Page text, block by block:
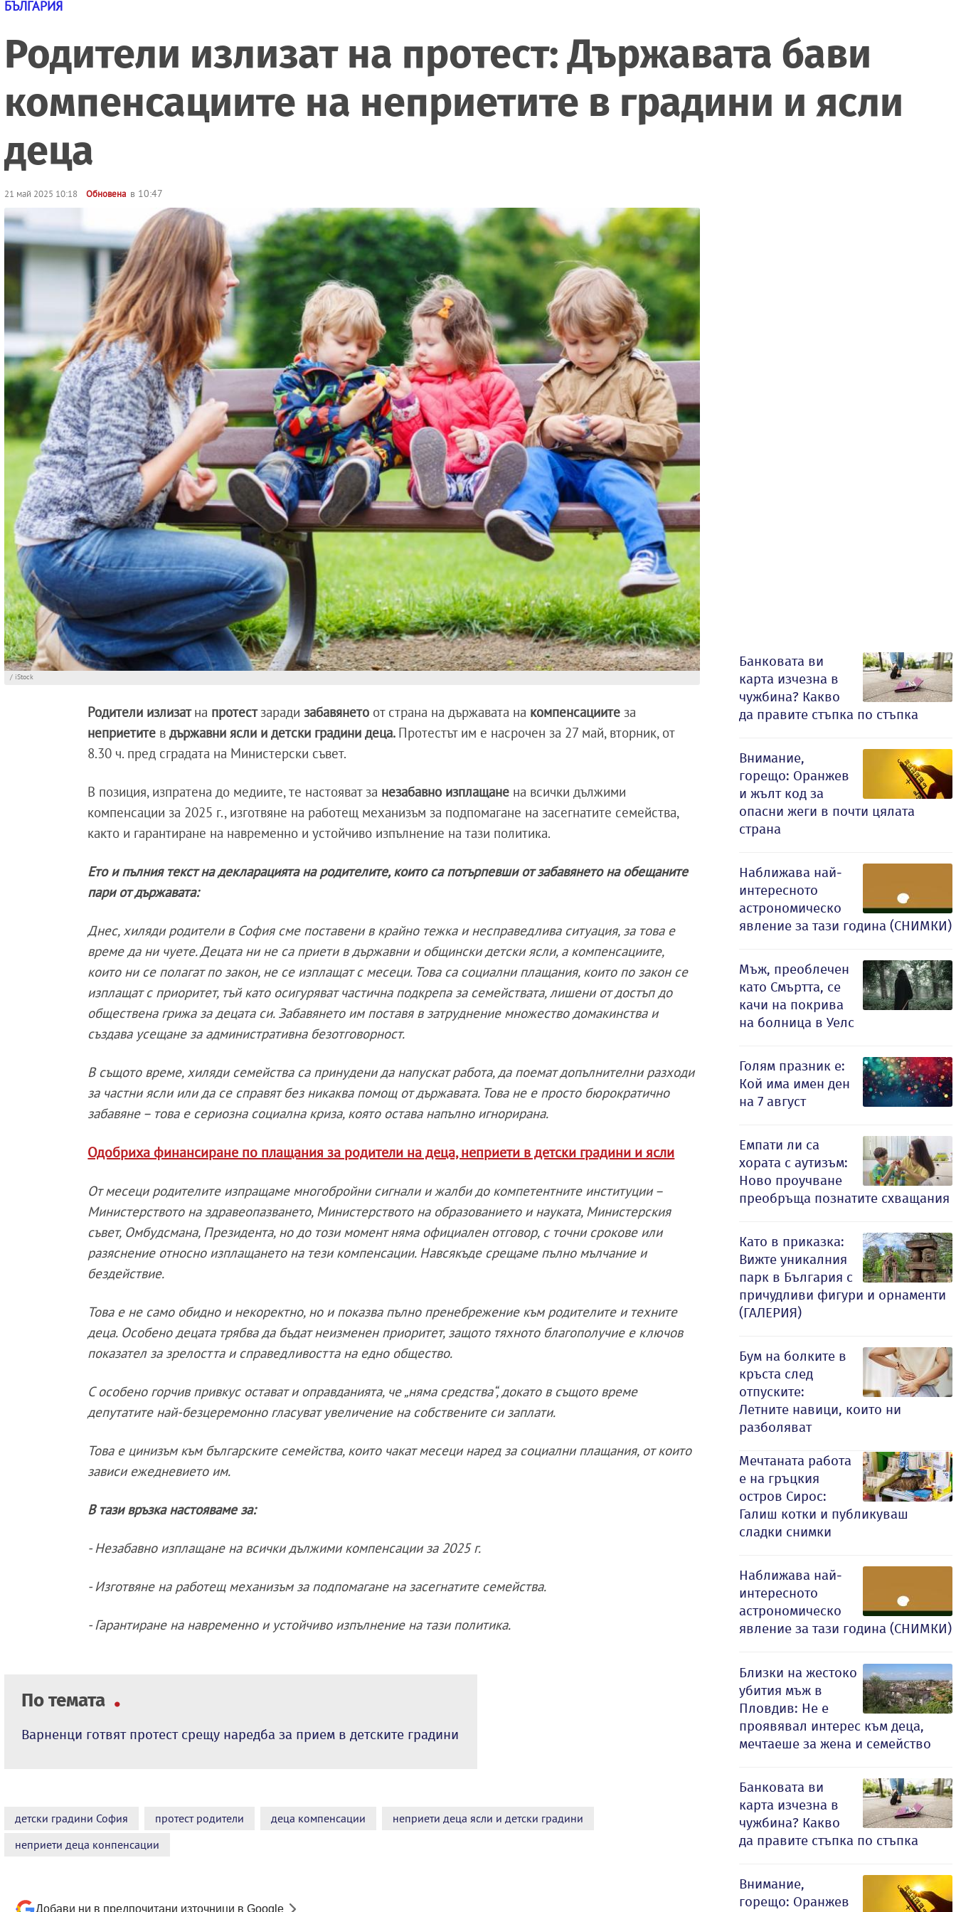
БЪЛГАРИЯ
Родители излизат на протест: Държавата бави
компенсациите на неприетите в градини и ясли
деца
21 май 2025 10:18 Обновена в 10:47
/ iStock
Родители излизатна протестзарадизабавянето от страна на държавата на компенсациите за
неприетите вдържавни ясли и детски градини деца. Протестът им е насрочен за 27 май, вторник, от
8.30 ч. пред сградата на Министерски съвет.
В позиция, изпратена до медиите, те настояват за незабавно изплащане на всички дължими
компенсации за 2025 г., изготвяне на работещ механизъм за подпомагане на засегнатите семейства,
както и гарантиране на навременно и устойчиво изпълнение на тази политика.
Ето и пълния текст на декларацията на родителите, които са потърпевши от забавянето на обещаните
пари от държавата:
Днес, хиляди родители в София сме поставени в крайно тежка и несправедлива ситуация, за това е
време да ни чуете. Децата ни не са приети в държавни и общински детски ясли, а компенсациите,
които ни се полагат по закон, не се изплащат с месеци. Това са социални плащания, които по закон се
изплащат с приоритет, тъй като осигуряват частична подкрепа за семействата, лишени от достъп до
обществена грижа за децата си. Забавянето им поставя в затруднение множество домакинства и
създава усещане за административна безотговорност.
В същото време, хиляди семейства са принудени да напускат работа, да поемат допълнителни разходи
за частни ясли или да се справят без никаква помощ от държавата. Това не е просто бюрократично
забавяне – това е сериозна социална криза, която остава напълно игнорирана.
Одобриха финансиране по плащания за родители на деца, неприети в детски градини и ясли
От месеци родителите изпращаме многобройни сигнали и жалби до компетентните институции –
Министерството на здравеопазването, Министерството на образованието и науката, Министерския
съвет, Омбудсмана, Президента, но до този момент няма официален отговор, с точни срокове или
разяснение относно изплащането на тези компенсации. Навсякъде срещаме пълно мълчание и
бездействие.
Това е не само обидно и некоректно, но и показва пълно пренебрежение към родителите и техните
деца. Особено децата трябва да бъдат неизменен приоритет, защото тяхното благополучие е ключов
показател за зрелостта и справедливостта на едно общество.
С особено горчив привкус остават и оправданията, че „няма средства“, докато в същото време
депутатите най-безцеремонно гласуват увеличение на собствените си заплати.
Това е цинизъм към българските семейства, които чакат месеци наред за социални плащания, от които
зависи ежедневието им.
В тази връзка настояваме за:
- Незабавно изплащане на всички дължими компенсации за 2025 г.
- Изготвяне на работещ механизъм за подпомагане на засегнатите семейства.
- Гарантиране на навременно и устойчиво изпълнение на тази политика.
По темата
Варненци готвят протест срещу наредба за прием в детските градини
детски градини София протест родители деца компенсации
неприети деца ясли и детски градини
неприети деца конпенсации
Добави ни в предпочитани източници в Google
Банковата ви
карта изчезна в
чужбина? Какво
да правите стъпка по стъпка
Внимание,
горещо: Оранжев
и жълт код за
опасни жеги в почти цялата
страна
Наближава най-
интересното
астрономическо
явление за тази година (СНИМКИ)
Мъж, преоблечен
като Смъртта, се
качи на покрива
на болница в Уелс
Голям празник е:
Кой има имен ден
на 7 август
Емпати ли са
хората с аутизъм:
Ново проучване
преобръща познатите схващания
Като в приказка:
Вижте уникалния
парк в България с
причудливи фигури и орнаменти
(ГАЛЕРИЯ)
Бум на болките в
кръста след
отпуските:
Летните навици, които ни
разболяват
Мечтаната работа
е на гръцкия
остров Сирос:
Галиш котки и публикуваш
сладки снимки
Наближава най-
интересното
астрономическо
явление за тази година (СНИМКИ)
Близки на жестоко
убития мъж в
Пловдив: Не е
проявявал интерес към деца,
мечтаеше за жена и семейство
Банковата ви
карта изчезна в
чужбина? Какво
да правите стъпка по стъпка
Внимание,
горещо: Оранжев